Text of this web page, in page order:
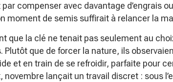
compenser avec davantage d’engrais
moment de semis suffirait à relancer la
que la clé ne tenait pas seulement au
Plutôt que de forcer la nature, ils
et en train de se refroidir, parfaite pour
novembre lançait un travail discret : sous